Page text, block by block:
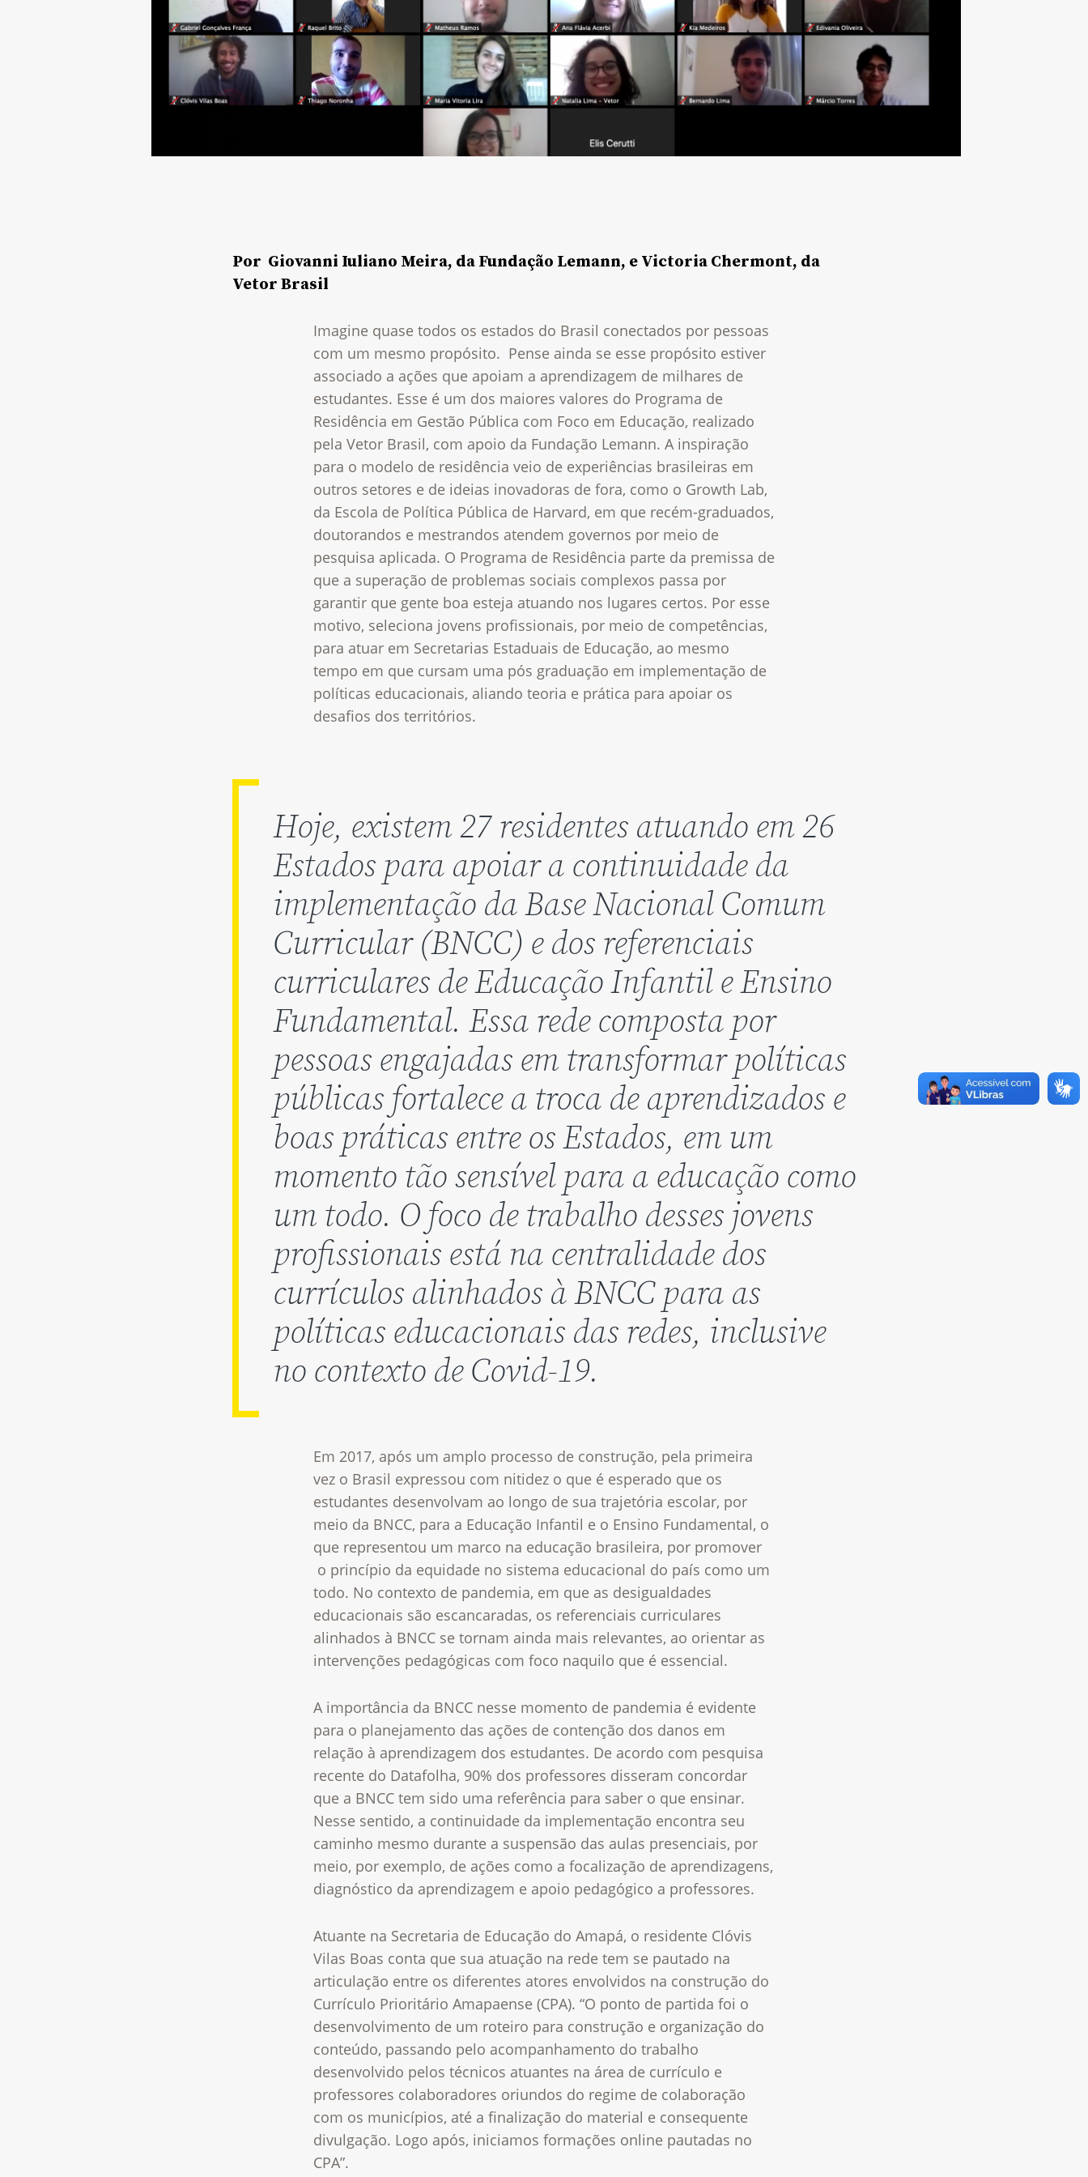
Por Giovanni Iuliano Meira, da Fundação Lemann, e Victoria Chermont, da
Vetor Brasil
Imagine quase todos os estados do Brasil conectados por pessoas
com um mesmo propósito. Pense ainda se esse propósito estiver
associado a ações que apoiam a aprendizagem de milhares de
estudantes. Esse é um dos maiores valores do Programa de
Residência em Gestão Pública com Foco em Educação, realizado
pela Vetor Brasil, com apoio da Fundação Lemann. A inspiração
para o modelo de residência veio de experiências brasileiras em
outros setores e de ideias inovadoras de fora, como o Growth Lab,
da Escola de Política Pública de Harvard, em que recém-graduados,
doutorandos e mestrandos atendem governos por meio de
pesquisa aplicada. O Programa de Residência parte da premissa de
que a superação de problemas sociais complexos passa por
garantir que gente boa esteja atuando nos lugares certos. Por esse
motivo, seleciona jovens profissionais, por meio de competências,
para atuar em Secretarias Estaduais de Educação, ao mesmo
tempo em que cursam uma pós graduação em implementação de
políticas educacionais, aliando teoria e prática para apoiar os
desafios dos territórios.
Hoje, existem 27 residentes atuando em 26
Estados para apoiar a continuidade da
implementação da Base Nacional Comum
Curricular (BNCC) e dos referenciais
curriculares de Educação Infantil e Ensino
Fundamental. Essa rede composta por
pessoas engajadas em transformar políticas
públicas fortalece a troca de aprendizados e
boas práticas entre os Estados, em um
momento tão sensível para a educação como
um todo. O foco de trabalho desses jovens
profissionais está na centralidade dos
currículos alinhados à BNCC para as
políticas educacionais das redes, inclusive
no contexto de Covid-19.
Em 2017, após um amplo processo de construção, pela primeira
vez o Brasil expressou com nitidez o que é esperado que os
estudantes desenvolvam ao longo de sua trajetória escolar, por
meio da BNCC, para a Educação Infantil e o Ensino Fundamental, o
que representou um marco na educação brasileira, por promover
o princípio da equidade no sistema educacional do país como um
todo. No contexto de pandemia, em que as desigualdades
educacionais são escancaradas, os referenciais curriculares
alinhados à BNCC se tornam ainda mais relevantes, ao orientar as
intervenções pedagógicas com foco naquilo que é essencial.
A importância da BNCC nesse momento de pandemia é evidente
para o planejamento das ações de contenção dos danos em
relação à aprendizagem dos estudantes. De acordo com pesquisa
recente do Datafolha, 90% dos professores disseram concordar
que a BNCC tem sido uma referência para saber o que ensinar.
Nesse sentido, a continuidade da implementação encontra seu
caminho mesmo durante a suspensão das aulas presenciais, por
meio, por exemplo, de ações como a focalização de aprendizagens,
diagnóstico da aprendizagem e apoio pedagógico a professores.
Atuante na Secretaria de Educação do Amapá, o residente Clóvis
Vilas Boas conta que sua atuação na rede tem se pautado na
articulação entre os diferentes atores envolvidos na construção do
Currículo Prioritário Amapaense (CPA). “O ponto de partida foi o
desenvolvimento de um roteiro para construção e organização do
conteúdo, passando pelo acompanhamento do trabalho
desenvolvido pelos técnicos atuantes na área de currículo e
professores colaboradores oriundos do regime de colaboração
com os municípios, até a finalização do material e consequente
divulgação. Logo após, iniciamos formações online pautadas no
CPA”.